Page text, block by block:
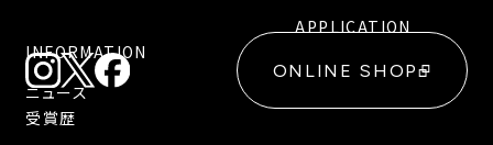
INFORMATION
ニュース
受賞歴
APPLICATION
ONLINE SHOP